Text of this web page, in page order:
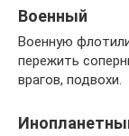
Военный
Военную
пережить
врагов, подвохи.